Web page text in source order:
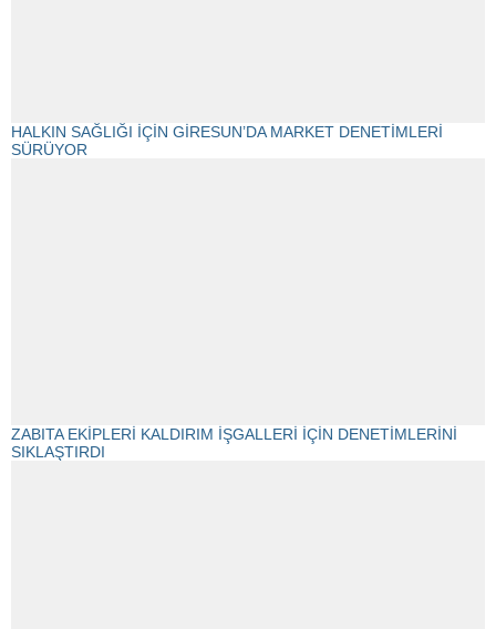
HALKIN SAĞLIĞI İÇİN GİRESUN’DA MARKET DENETİMLERİ
SÜRÜYOR
ZABITA EKİPLERİ KALDIRIM İŞGALLERİ İÇİN DENETİMLERİNİ
SIKLAŞTIRDI